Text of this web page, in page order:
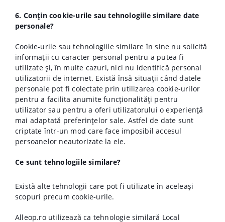
6. Conțin cookie-urile sau tehnologiile similare date
personale?
Cookie-urile sau tehnologiile similare în sine nu solicită
informații cu caracter personal pentru a putea fi
utilizate și, în multe cazuri, nici nu identifică personal
utilizatorii de internet. Există însă situații când datele
personale pot fi colectate prin utilizarea cookie-urilor
pentru a facilita anumite funcționalități pentru
utilizator sau pentru a oferi utilizatorului o experiență
mai adaptată preferințelor sale. Astfel de date sunt
criptate într-un mod care face imposibil accesul
persoanelor neautorizate la ele.
Ce sunt tehnologiile similare?
Există alte tehnologii care pot fi utilizate în aceleași
scopuri precum cookie-urile.
Alleop.ro utilizează ca tehnologie similară Local